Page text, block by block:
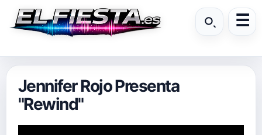
Jennifer Rojo Presenta
"Rewind"